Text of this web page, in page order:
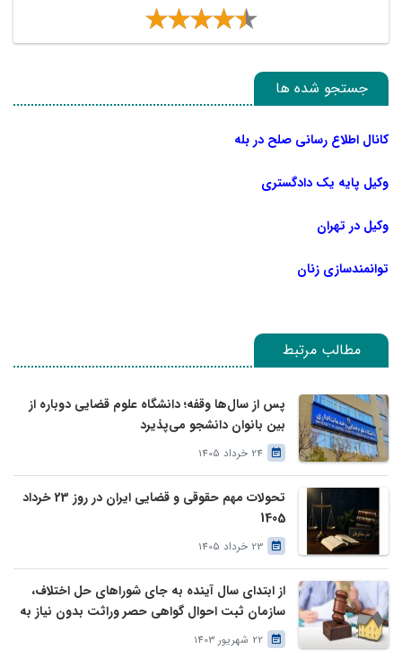
جستجو شده ها
کانال اطلاع رسانی صلح در بله
وکیل پایه یک دادگستری
وکیل در تهران
توانمندسازی زنان
مطالب مرتبط
پس از سال‌ها وقفه؛ دانشگاه علوم قضایی دوباره از
بین بانوان دانشجو می‌پذیرد
24 خرداد 1405
تحولات مهم حقوقی و قضایی ایران در روز 23 خرداد
1405
23 خرداد 1405
از ابتدای سال آینده به جای شوراهای حل اختلاف،
سازمان ثبت احوال گواهی حصر وراثت بدون نیاز به
درخواست وراث صادر خواهد کرد
22 شهریور 1403